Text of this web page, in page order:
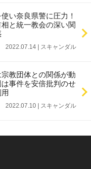
い奈良県警に圧力！
と統一教会の深い関
2022.07.14 | スキャンダル
教団体との関係が動
事件を安倍批判のせ
2022.07.10 | スキャンダル